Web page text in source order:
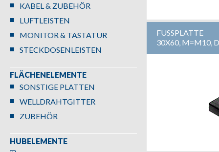
KABEL & ZUBEHÖR
LUFTLEISTEN
MONITOR & TASTATUR
STECKDOSENLEISTEN
FLÄCHENELEMENTE
SONSTIGE PLATTEN
WELLDRAHTGITTER
ZUBEHÖR
HUBELEMENTE
FUSSPLATTE
30X60, M=M10,